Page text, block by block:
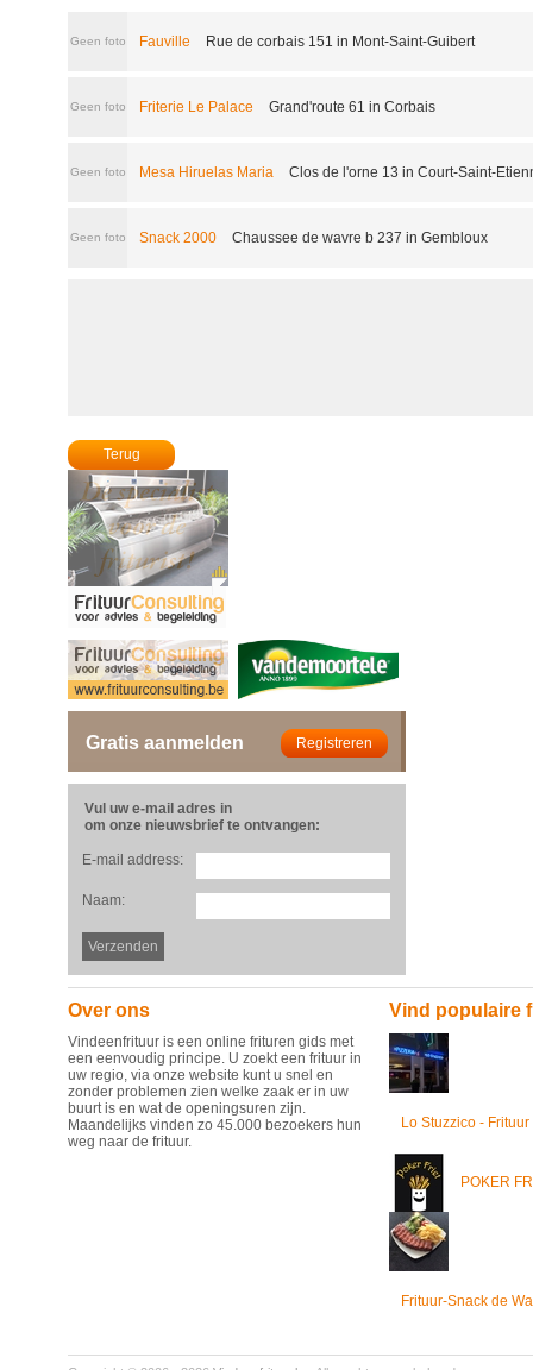
Geen foto Fauville Rue de corbais 151 in Mont-Saint-Guibert
Geen foto Friterie Le Palace Grand'route 61 in Corbais
Geen foto Mesa Hiruelas Maria Clos de l'orne 13 in Court-Saint-
Geen foto Snack 2000 Chaussee de wavre b 237 in Gembloux
Terug
Gratis aanmelden
Vul uw e-mail adres in
om onze nieuwsbrief te ontvangen:
E-mail address:
Naam:
Over ons
Vindeenfrituur is een online frituren gids met
een eenvoudig principe. U zoekt een frituur in
uw regio, via onze website kunt u snel en
zonder problemen zien welke zaak er in uw
buurt is en wat de openingsuren zijn.
Maandelijks vinden zo 45.000 bezoekers hun
weg naar de frituur.
Vind populaire
Lo Stuzzico -
POKER
Frituur-Snack de